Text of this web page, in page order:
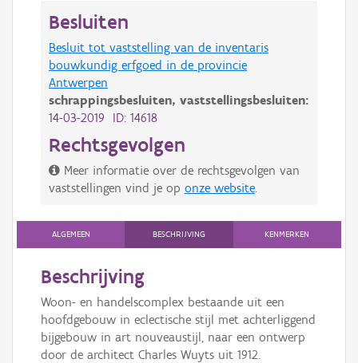
Besluiten
Besluit tot vaststelling van de inventaris
bouwkundig erfgoed in de provincie
Antwerpen
schrappingsbesluiten, vaststellingsbesluiten:
14-03-2019 ID: 14618
Rechtsgevolgen
Meer informatie over de rechtsgevolgen van
vaststellingen vind je op onze website
ALGEMEEN BESCHRIJVING KENMERKEN
Beschrijving
Woon- en handelscomplex bestaande uit een
hoofdgebouw in eclectische stijl met achterliggend
bijgebouw in art nouveaustijl, naar een ontwerp
door de architect Charles Wuyts uit 1912.